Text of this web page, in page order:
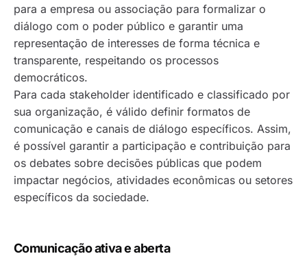
para a empresa ou associação para formalizar o
diálogo com o poder público e garantir uma
representação de interesses de forma técnica e
transparente, respeitando os processos
democráticos.
Para cada stakeholder identificado e classificado por
sua organização, é válido definir formatos de
comunicação e canais de diálogo específicos. Assim,
é possível garantir a participação e contribuição para
os debates sobre decisões públicas que podem
impactar negócios, atividades econômicas ou setores
específicos da sociedade.
Comunicação ativa e aberta